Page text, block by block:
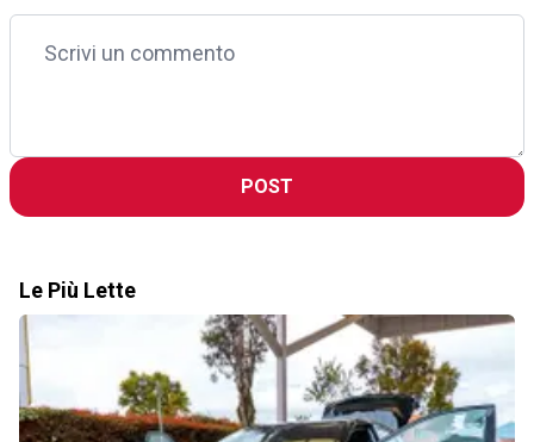
POST
Le Più Lette